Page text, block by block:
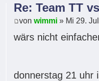
Re: Team TT
vonwimmi » Mi 29.
wärs nicht
donnerstag 21 uhr